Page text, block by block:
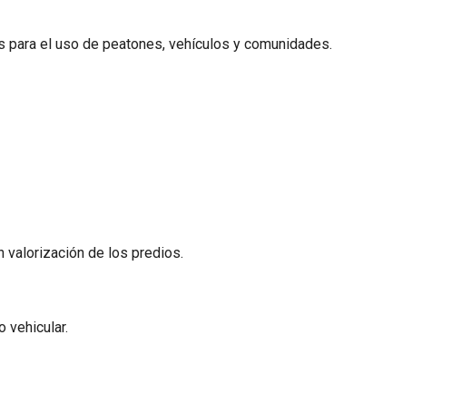
el uso de peatones, vehículos y comunidades.
valorización de los predios.
vehicular.